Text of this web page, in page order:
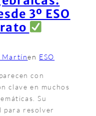
3º ESO
Martínen ESO
con
clave en muchos
Su
para resolver